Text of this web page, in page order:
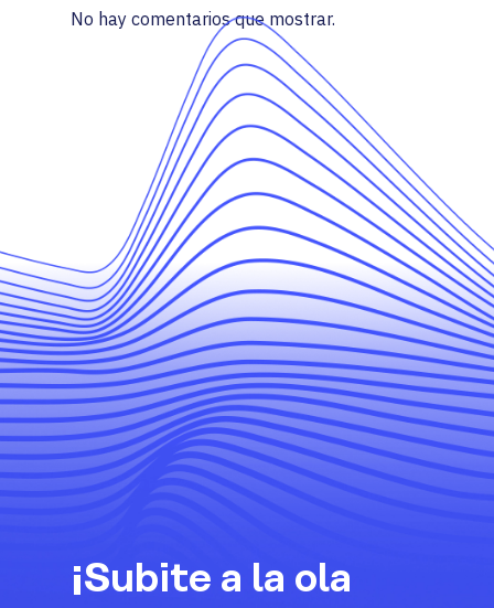
No hay comentarios que mostrar.
¡Subite a la ola